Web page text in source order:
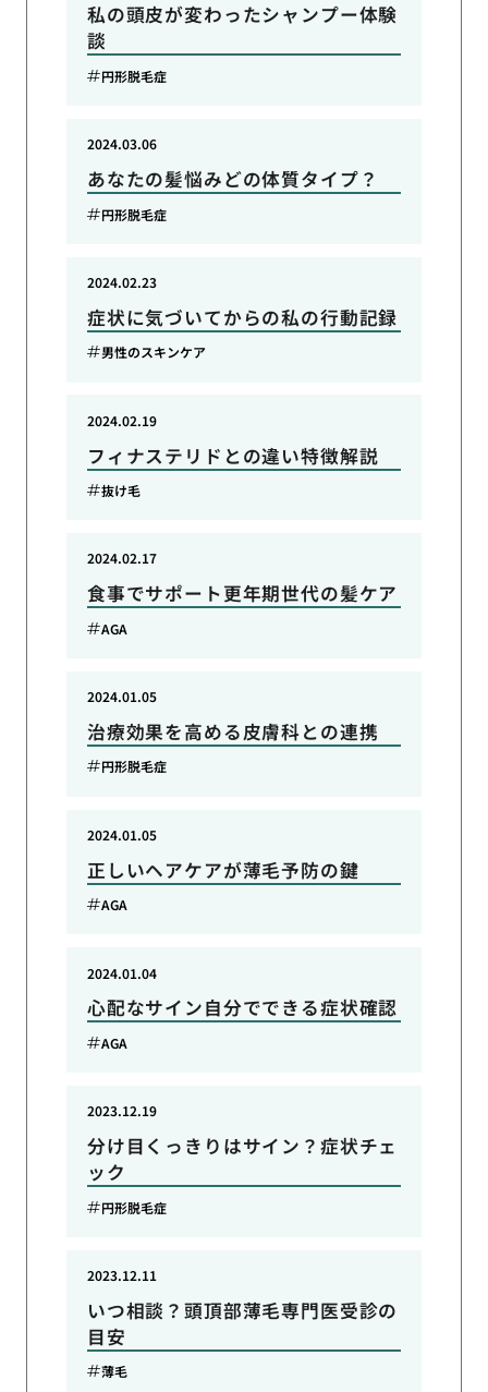
私の頭皮が変わったシャンプー体験
談
円形脱毛症
あなたの髪悩みどの体質タイプ？
2024.03.06
円形脱毛症
症状に気づいてからの私の行動記録
2024.02.23
男性のスキンケア
フィナステリドとの違い特徴解説
2024.02.19
抜け毛
食事でサポート更年期世代の髪ケア
2024.02.17
AGA
治療効果を高める皮膚科との連携
2024.01.05
円形脱毛症
正しいヘアケアが薄毛予防の鍵
2024.01.05
AGA
心配なサイン自分でできる症状確認
2024.01.04
AGA
分け目くっきりはサイン？症状チェ
ック
2023.12.19
円形脱毛症
いつ相談？頭頂部薄毛専門医受診の
目安
2023.12.11
薄毛